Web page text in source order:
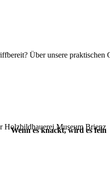
Über unsere
Wenn es knackt, wird es fein